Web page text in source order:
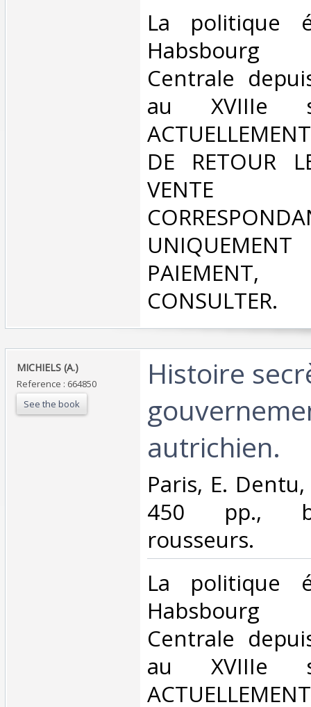
‎La politique
Centrale
au XVIIIe
DE RETOUR
CONSULTER.‎
‎MICHIELS (A.)‎
Reference : 664850
See the book
‎Histoire
autrichien.‎
‎Paris, E.
450 pp.,
rousseurs.‎
‎La politique
Centrale
au XVIIIe